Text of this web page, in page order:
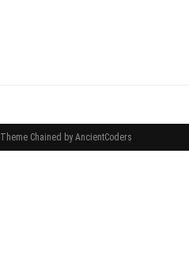
Theme Chained by AncientCoders